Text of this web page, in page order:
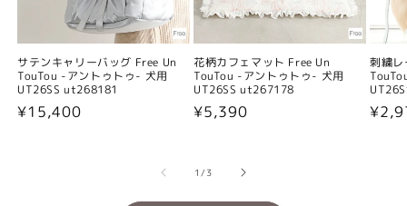
サテンキャリーバッグ Free Un
TouTou -アントゥトゥ- 犬用
UT26SS ut268181
通
¥15,400
花柄カフェマット Free Un
TouTou -アントゥトゥ- 犬用
UT26SS ut267178
通
格
¥5,390
刺繍
通
1/の
3